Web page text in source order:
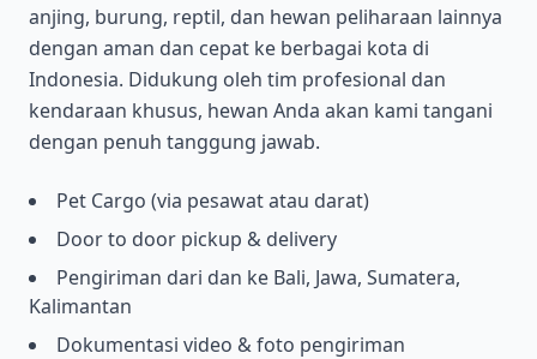
anjing, burung, reptil, dan hewan peliharaan lainnya
dengan aman dan cepat ke berbagai kota di
Indonesia. Didukung oleh tim profesional dan
kendaraan khusus, hewan Anda akan kami tangani
dengan penuh tanggung jawab.
Pet Cargo (via pesawat atau darat)
Door to door pickup & delivery
Pengiriman dari dan ke Bali, Jawa, Sumatera,
Kalimantan
Dokumentasi video & foto pengiriman